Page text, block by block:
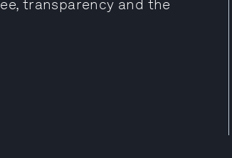
transparency and the